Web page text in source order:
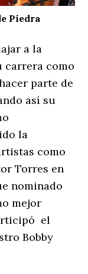
Piedra
a la
carrera como
parte de
así su
la
como
Torres en
nominado
mejor
el
Bobby